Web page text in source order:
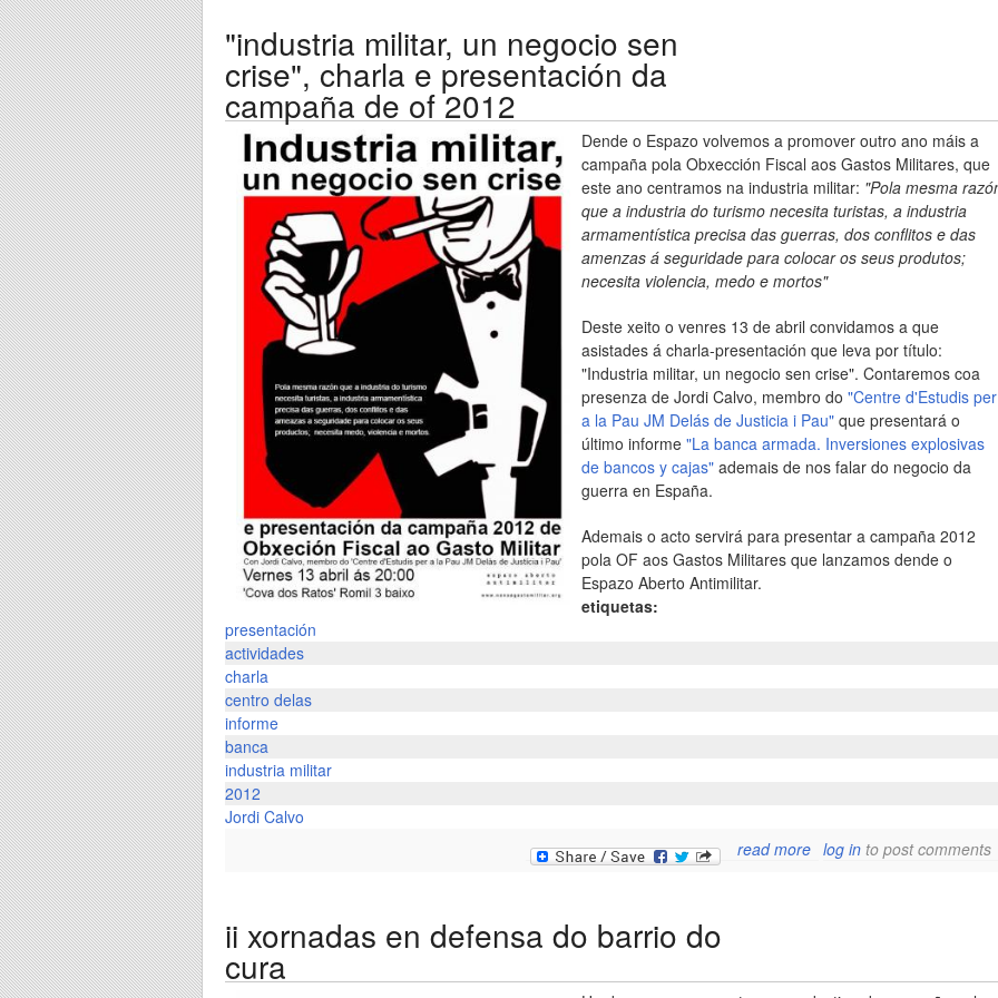
"industria militar, un negocio sen
crise", charla e presentación da
campaña de of 2012
Dende o Espazo volvemos a promover outro ano máis a
campaña pola Obxección Fiscal aos Gastos Militares, que
este ano centramos na industria militar: "Pola mesma
que a industria do turismo necesita turistas, a industria
armamentística precisa das guerras, dos conflitos e das
amenzas á seguridade para colocar os seus produtos;
necesita violencia, medo e mortos"
Deste xeito o venres 13 de abril convidamos a que
asistades á charla-presentación que leva por título:
"Industria militar, un negocio sen crise". Contaremos coa
presenza de Jordi Calvo, membro do "Centre d'Estudis per
a la Pau JM Delás de Justicia i Pau" que presentará o
último informe "La banca armada. Inversiones explosivas
de bancos y cajas" ademais de nos falar do negocio da
guerra en España.
Ademais o acto servirá para presentar a campaña 2012
pola OF aos Gastos Militares que lanzamos dende o
Espazo Aberto Antimilitar.
etiquetas:
presentación
actividades
charla
centro delas
informe
banca
industria militar
2012
Jordi Calvo
read more about "industria militar,
negocio sen crise",
log in to post comments
ii xornadas en defensa do barrio do
cura